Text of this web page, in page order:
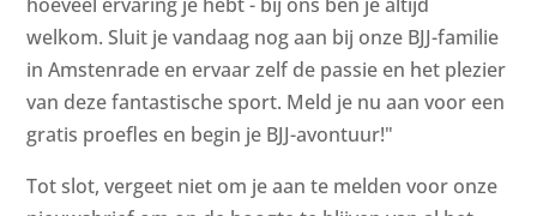
welkom. Sluit je vandaag nog aan bij onze BJJ-familie
in Amstenrade en ervaar zelf de passie en het plezier
van deze fantastische sport. Meld je nu aan voor een
gratis proefles en begin je BJJ-avontuur!"
Tot slot, vergeet niet om je aan te melden voor onze